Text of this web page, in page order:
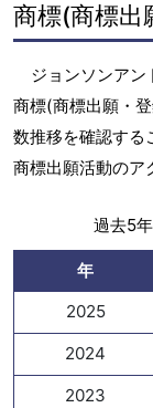
商標(商標出
ジョンソンア
商標(商標出願・
数推移を確認する
商標出願活動のア
過去5
年
2025
2024
2023